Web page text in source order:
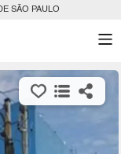
SÃO PAULO